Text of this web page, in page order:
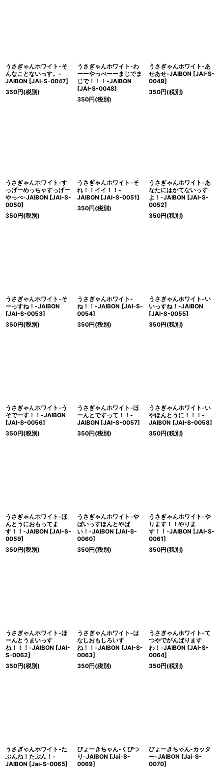
うさぎゃんホワイト-そ
んなことないっす。-
JAIBON [JAI-S-0047]
350円(税別)
うさぎゃんホワイト-わ
ーーやっべーーまじでま
じで！！！-JAIBON
[JAI-S-0048]
350円(税別)
うさぎゃんホワイト-あ
せあせ-JAIBON [JAI-S-
0049]
350円(税別)
うさぎゃんホワイト-す
っげーめっちゃすっげー
やっべ-JAIBON [JAI-S-
0050]
350円(税別)
うさぎゃんホワイト-そ
れ！！イイ！！-
JAIBON [JAI-S-0051]
350円(税別)
うさぎゃんホワイト-あ
なたにはかてないっす
よ！-JAIBON [JAI-S-
0052]
350円(税別)
うさぎゃんホワイト-そ
ーっすね！-JAIBON
[JAI-S-0053]
350円(税別)
うさぎゃんホワイト-
ね！！-JAIBON [JAI-S-
0054]
350円(税別)
うさぎゃんホワイト-い
いっすね！-JAIBON
[JAI-S-0055]
350円(税別)
うさぎゃんホワイト-う
そでーす！！-JAIBON
[JAI-S-0056]
350円(税別)
うさぎゃんホワイト-ほ
ーんとですって！！-
JAIBON [JAI-S-0057]
350円(税別)
うさぎゃんホワイト-い
やほんとうに！！！-
JAIBON [JAI-S-0058]
350円(税別)
うさぎゃんホワイト-ほ
んとうにおもってま
す！！-JAIBON [JAI-S-
0059]
350円(税別)
うさぎゃんホワイト-や
ばいっすほんとやば
い！-JAIBON [JAI-S-
0060]
350円(税別)
うさぎゃんホワイト-や
ります！！やりま
す！！-JAIBON [JAI-S-
0061]
350円(税別)
うさぎゃんホワイト-ほ
ーんとうまいっす
ね！！！-JAIBON [JAI-
S-0062]
350円(税別)
うさぎゃんホワイト-は
なしおもしろいす
ね！！-JAIBON [JAI-S-
0063]
350円(税別)
うさぎゃんホワイト-て
つやでがんばります
わ！-JAIBON [JAI-S-
0064]
350円(税別)
うさぎゃんホワイト-た
ぶんね！たぶん！-
JAIBON [Jai-S-0065]
びょーきちゃん-くびつ
り-JAIBON [Jai-S-
0069]
びょーきちゃん-カッタ
ー-JAIBON [Jai-S-
0070]